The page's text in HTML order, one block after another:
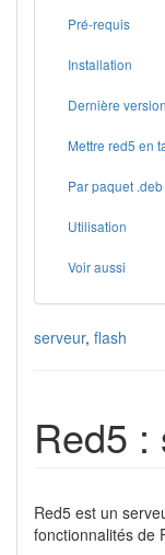
Pré-requis
Installation
Dernière
Mettre red5 en
Par paquet .deb
Utilisation
Voir aussi
serveur, flash
Red5 :
Red5 est un
fonctionnalités de